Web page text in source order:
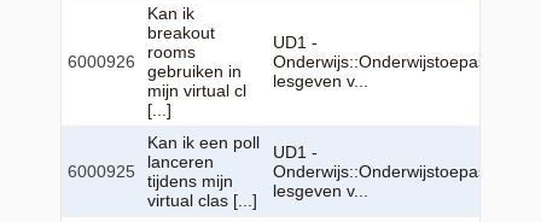
6000926
Kan ik
breakout
rooms
gebruiken in
mijn virtual cl
[...]
UD1 -
lesgeven v...
6000925
Kan ik een poll
lanceren
tijdens mijn
virtual clas [...]
UD1 -
lesgeven v...